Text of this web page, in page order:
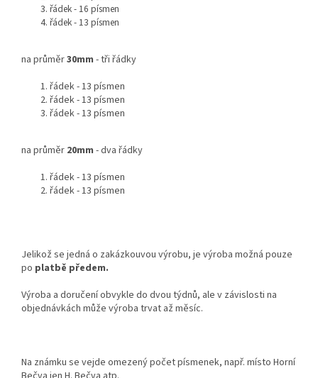
řádek - 16 písmen
řádek - 13 písmen
na průměr30mm - tři řádky
řádek - 13 písmen
řádek - 13 písmen
řádek - 13 písmen
na průměr 20mm - dva řádky
řádek - 13 písmen
řádek - 13 písmen
Jelikož se jedná o zakázkouvou výrobu, je výroba možná pouze
po platbě předem.
Výroba a doručení obvykle do dvou týdnů, ale v závislosti na
objednávkách může výroba trvat až měsíc.
Na známku se vejde omezený počet písmenek, např. místo Horní